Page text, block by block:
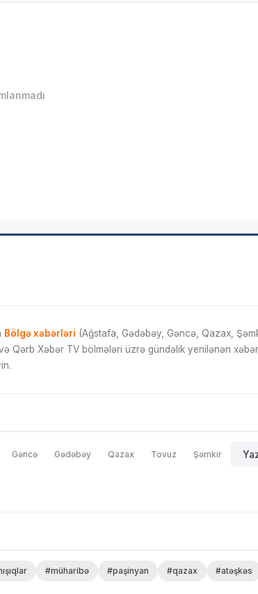
Bölgə xəbərləri (Ağstafa, Gədəbəy, Gəncə, Qazax,
Xəbər TV bölmələri üzrə gündəlik yenilənən
Gəncə Gədəbəy Qazax Tovuz Şəmkir
#müharibə #paşinyan #qazax #atəşkəs